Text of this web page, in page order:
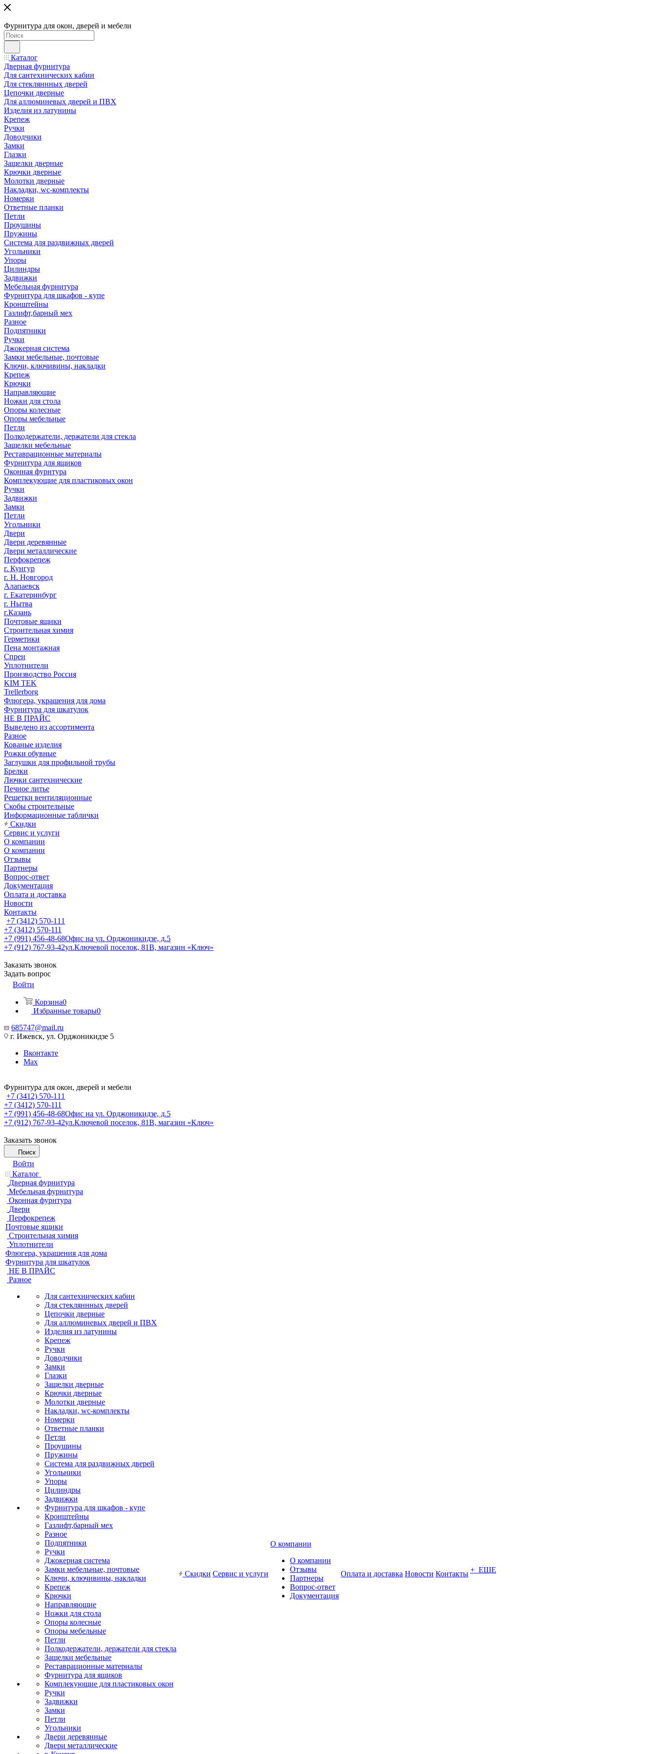
Фурнитура для окон, дверей и мебели
Каталог
Дверная фурнитура
Для сантехнических кабин
Для стекляннных дверей
Цепочки дверные
Для аллюминевых дверей и ПВХ
Изделия из латунины
Крепеж
Ручки
Доводчики
Замки
Глазки
Защелки дверные
Крючки дверные
Молотки дверные
Накладки, wc-комплекты
Номерки
Ответные планки
Петли
Проушины
Пружины
Система для раздвижных дверей
Угольники
Упоры
Цилиндры
Задвижки
Мебельная фурнитура
Фурнитура для шкафов - купе
Кронштейны
Газлифт,барный мех
Разное
Подпятники
Ручки
Джокерная система
Замки мебельные, почтовые
Ключи, ключивины, накладки
Крепеж
Крючки
Направляющие
Ножки для стола
Опоры колесные
Опоры мебельные
Петли
Полкодержатели, держатели для стекла
Защелки мебельные
Реставрационные материалы
Фурнитура для ящиков
Оконная фурнтура
Комплекующие для пластиковых окон
Ручки
Задвижки
Замки
Петли
Угольники
Двери
Двери деревянные
Двери металлические
Перфокрепеж
г. Кунгур
г. Н. Новгород
Алапаевск
г. Екатеринбург
г. Нытва
г.Казань
Почтовые ящики
Строительная химия
Герметики
Пена монтажная
Спреи
Уплотнители
Производство Россия
KIM TEK
Trellerborg
Флюгера, украшения для дома
Фурнитура для шкатулок
НЕ В ПРАЙС
Выведено из ассортимента
Разное
Кованые изделия
Рожки обувные
Заглушки для профильной трубы
Брелки
Лючки сантехнические
Печное литье
Решетки вентиляционные
Скобы строительные
Информационные таблички
Скидки
Сервис и услуги
О компании
О компании
Отзывы
Партнеры
Вопрос-ответ
Документация
Оплата и доставка
Новости
Контакты
+7 (3412) 570-111
+7 (3412) 570-111
+7 (991) 456-48-68Офис на ул. Орджоникидзе, д.5
+7 (912) 767-93-42ул.Ключевой поселок, 81В, магазин «Ключ»
Заказать звонок
Задать вопрос
Войти
Корзина0
Избранные товары0
685747@mail.ru
г. Ижевск, ул. Орджоникидзе 5
Вконтакте
Max
Фурнитура для окон, дверей и мебели
+7 (3412) 570-111
+7 (3412) 570-111
+7 (991) 456-48-68Офис на ул. Орджоникидзе, д.5
+7 (912) 767-93-42ул.Ключевой поселок, 81В, магазин «Ключ»
Заказать звонок
Поиск
Войти
Каталог
Дверная фурнитура
Мебельная фурнитура
Оконная фурнтура
Двери
Перфокрепеж
Почтовые ящики
Строительная химия
Уплотнители
Флюгера, украшения для дома
Фурнитура для шкатулок
НЕ В ПРАЙС
Разное
Для сантехнических кабин
Для стекляннных дверей
Цепочки дверные
Для аллюминевых дверей и ПВХ
Изделия из латунины
Крепеж
Ручки
Доводчики
Замки
Глазки
Защелки дверные
Крючки дверные
Молотки дверные
Накладки, wc-комплекты
Номерки
Ответные планки
Петли
Проушины
Пружины
Система для раздвижных дверей
Угольники
Упоры
Цилиндры
Задвижки
Фурнитура для шкафов - купе
Кронштейны
Газлифт,барный мех
Разное
Подпятники
Ручки
Джокерная система
Замки мебельные, почтовые
Ключи, ключивины, накладки
Крепеж
Крючки
Направляющие
Ножки для стола
Опоры колесные
Опоры мебельные
Петли
Полкодержатели, держатели для стекла
Защелки мебельные
Реставрационные материалы
Фурнитура для ящиков
Комплекующие для пластиковых окон
Ручки
Задвижки
Замки
Петли
Угольники
Двери деревянные
Двери металлические
Скидки Сервис и услуги
О компании
О компании
Отзывы
Партнеры
Вопрос-ответ
Документация
Оплата и доставка Новости Контакты + ЕЩЕ